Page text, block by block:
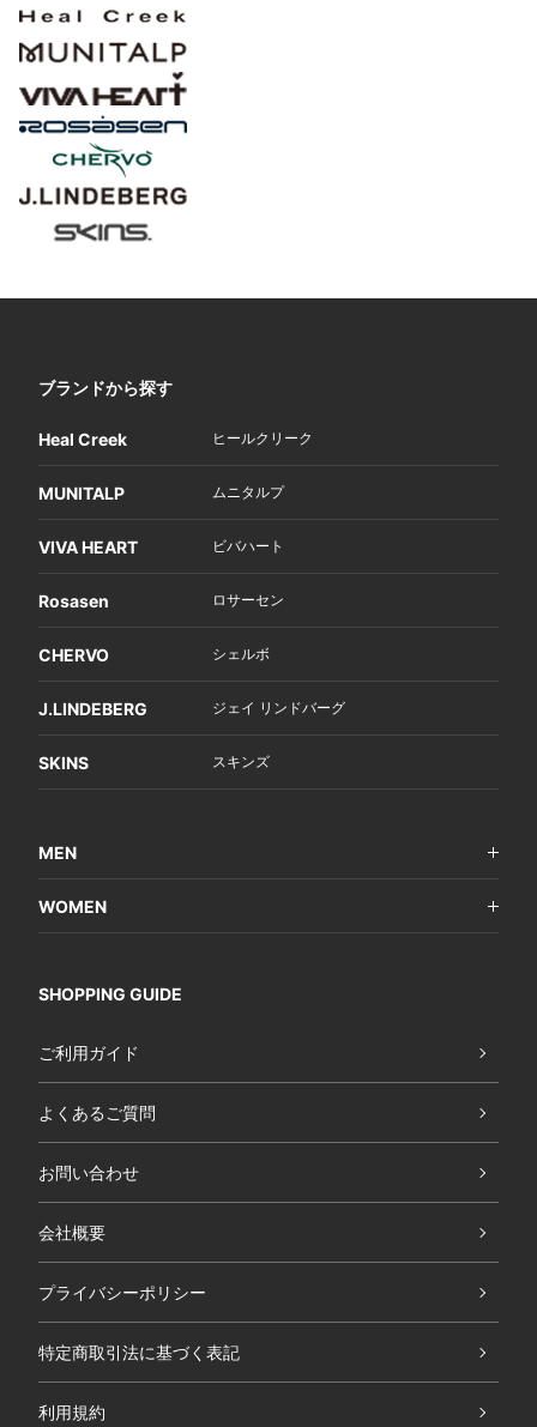
ブランドから探す
Heal Creek ヒールクリーク
MUNITALP ムニタルプ
VIVA HEART ビバハート
Rosasen ロサーセン
CHERVO シェルボ
J.LINDEBERG ジェイ リンドバーグ
SKINS スキンズ
MEN
WOMEN
SHOPPING GUIDE
ご利用ガイド
よくあるご質問
お問い合わせ
会社概要
プライバシーポリシー
特定商取引法に基づく表記
利用規約